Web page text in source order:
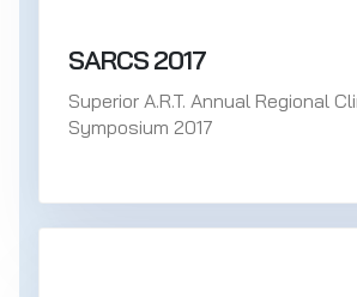
SARCS 2017
Superior A.R.T. Annual Regional
Symposium 2017